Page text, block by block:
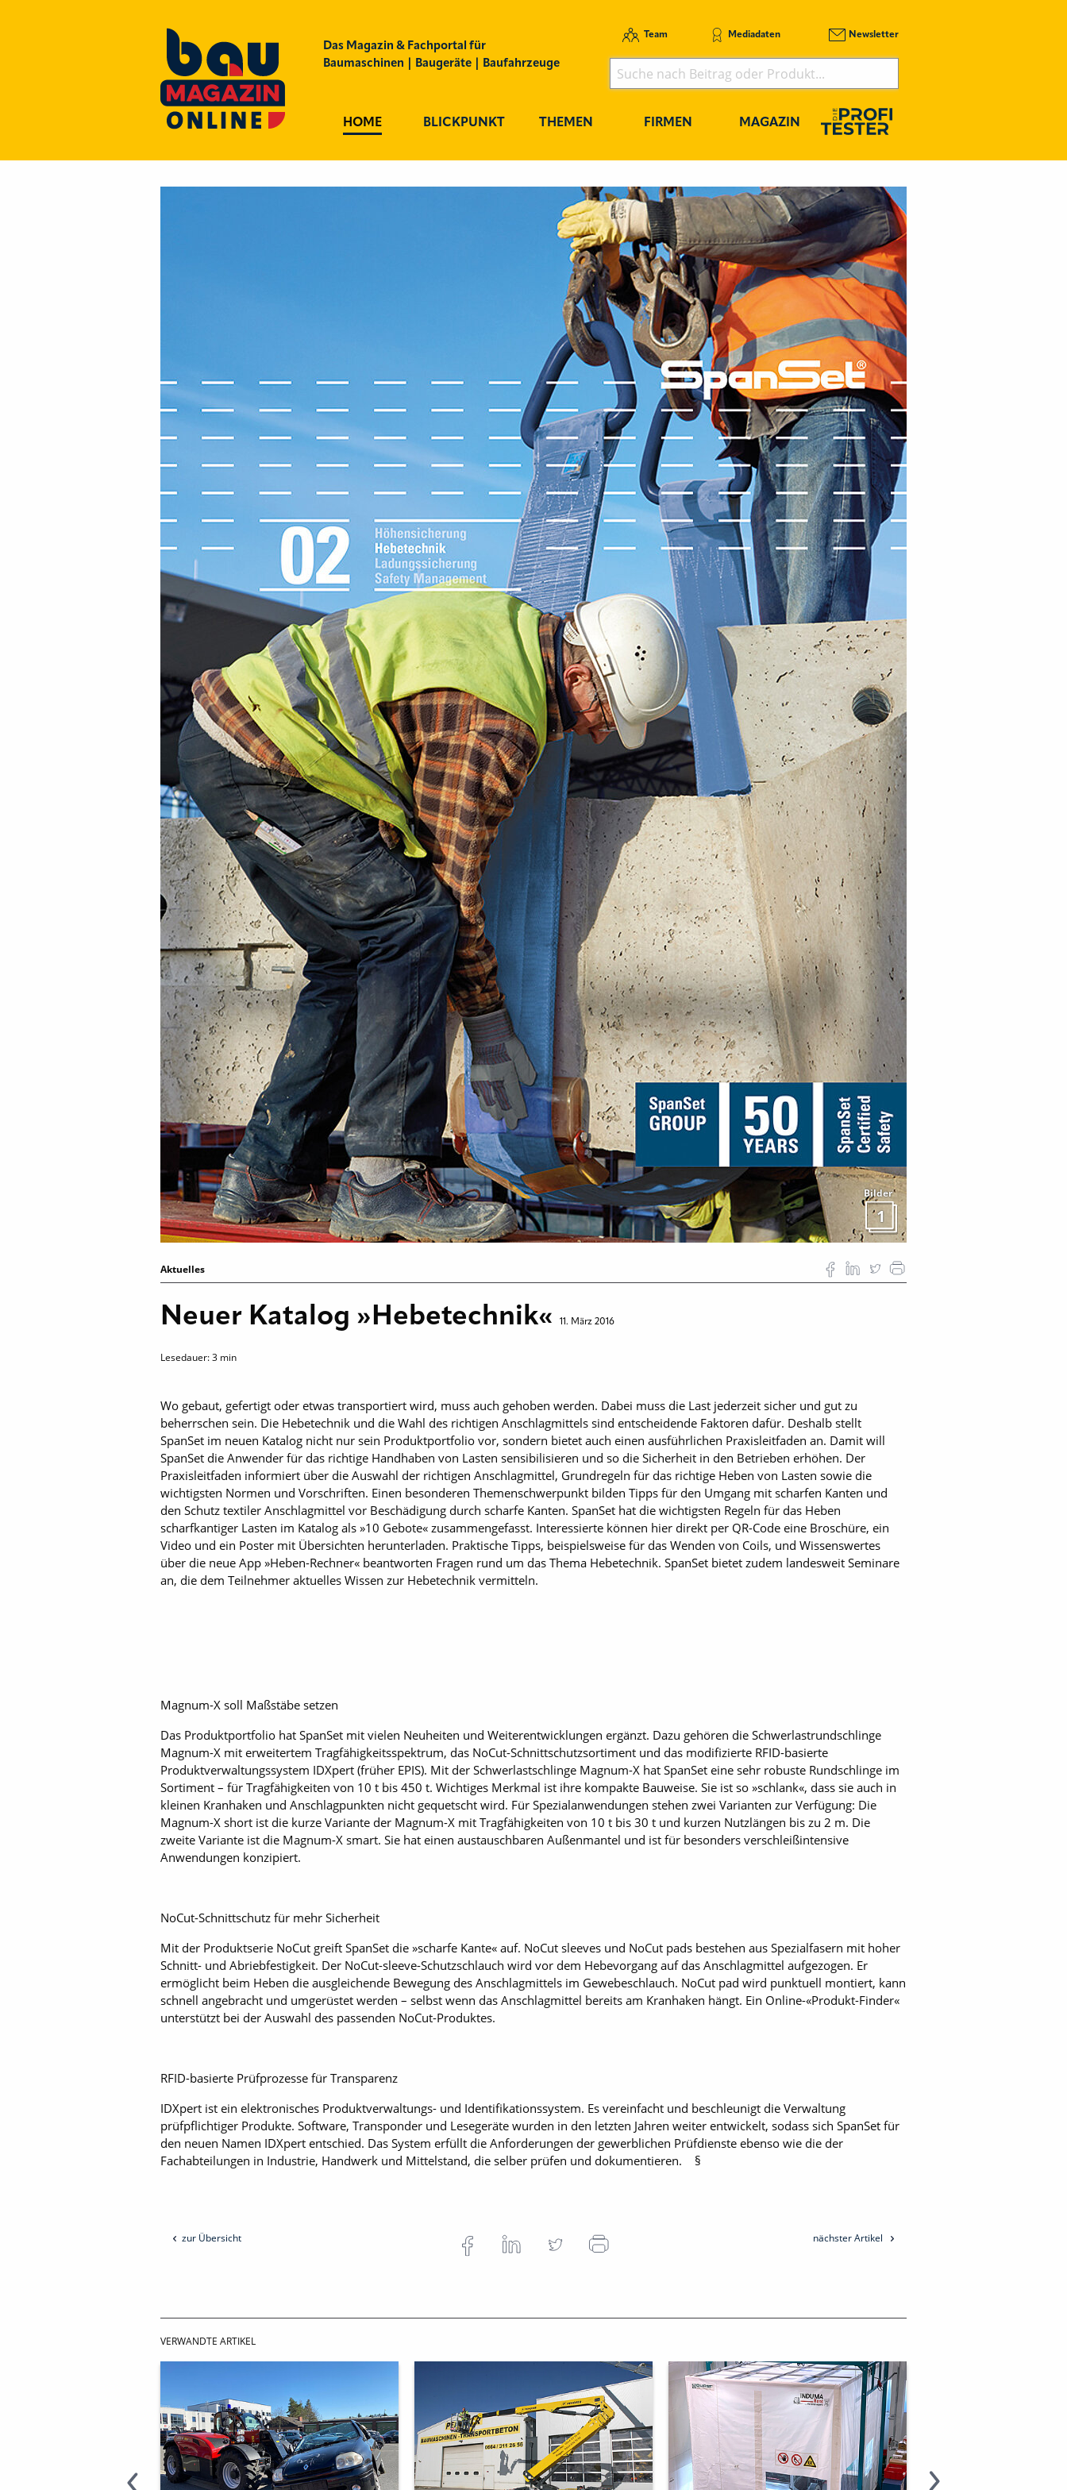
Das Magazin & Fachportal für
Baumaschinen | Baugeräte | Baufahrzeuge
Team Mediadaten Newsletter
HOME BLICKPUNKT THEMEN FIRMEN MAGAZIN
Bilder
1
Aktuelles
Neuer Katalog »Hebetechnik« 11. März 2016
Lesedauer:3 min
Wo gebaut, gefertigt oder etwas transportiert wird, muss auch gehoben werden. Dabei muss die Last jederzeit sicher und gut zu
beherrschen sein. Die Hebetechnik und die Wahl des richtigen Anschlagmittels sind entscheidende Faktoren dafür. Deshalb stellt
SpanSet im neuen Katalog nicht nur sein Produktportfolio vor, sondern bietet auch einen ausführlichen Praxisleitfaden an. Damit will
SpanSet die Anwender für das richtige Handhaben von Lasten sensibilisieren und so die Sicherheit in den Betrieben erhöhen. Der
Praxisleitfaden informiert über die Auswahl der richtigen Anschlagmittel, Grundregeln für das richtige Heben von Lasten sowie die
wichtigsten Normen und Vorschriften. Einen ­besonderen Themenschwerpunkt bilden Tipps für den Umgang mit scharfen Kanten und
den Schutz textiler Anschlagmittel vor Beschädigung durch scharfe Kanten. SpanSet hat die wichtigsten Regeln für das Heben
scharfkantiger Lasten im Katalog als »10 Gebote« zusammengefasst. Interessierte können hier direkt per QR-Code eine Broschüre, ein
Video und ein Poster mit Übersichten herunterladen. Praktische Tipps, beispielsweise für das Wenden von Coils, und Wissenswertes
über die neue App »Heben-Rechner« beantworten Fragen rund um das Thema Hebetechnik. SpanSet bietet zudem landesweit Seminare
an, die dem Teilnehmer aktuelles Wissen zur Hebetechnik vermitteln.
Magnum-X soll Maßstäbe setzen
Das Produktportfolio hat SpanSet mit vielen Neuheiten und Weiterentwicklungen ergänzt. Dazu gehören die Schwerlastrundschlinge
Magnum-X mit erweitertem Tragfähigkeitsspektrum, das NoCut-Schnittschutzsortiment und das modifizierte RFID-basierte
Produktverwaltungssystem IDXpert (früher EPIS). Mit der Schwerlastschlinge Magnum-X hat SpanSet eine sehr robuste Rundschlinge im
Sortiment – für Tragfähigkeiten von 10 t bis 450 t. Wichtiges Merkmal ist ihre kompakte Bauweise. Sie ist so »schlank«, dass sie auch in
kleinen Kranhaken und Anschlagpunkten nicht gequetscht wird. Für Spezialanwendungen stehen zwei Varianten zur Verfügung: Die
Magnum-X short ist die kurze Variante der Magnum-X mit Tragfähigkeiten von 10 t bis 30 t und kurzen Nutzlängen bis zu 2 m. Die
zweite Variante ist die Magnum-X smart. Sie hat einen austauschbaren Außenmantel und ist für besonders verschleißintensive
Anwendungen konzipiert.
NoCut-Schnittschutz für mehr Sicherheit
Mit der Produktserie NoCut greift SpanSet die »scharfe Kante« auf. NoCut sleeves und NoCut pads bestehen aus Spezialfasern mit hoher
Schnitt- und Abriebfestigkeit. Der NoCut-sleeve-Schutzschlauch wird vor dem Hebevorgang auf das Anschlagmittel aufgezogen. Er
ermöglicht beim Heben die ausgleichende Bewegung des Anschlagmittels im Gewebeschlauch. NoCut pad wird punktuell montiert, kann
schnell angebracht und umgerüstet werden – selbst wenn das Anschlagmittel bereits am Kranhaken hängt. Ein Online-«Produkt-Finder«
unterstützt bei der Auswahl des passenden NoCut-Produktes.
RFID-basierte Prüfprozesse für Transparenz
IDXpert ist ein elektronisches Produktverwaltungs- und Identifikationssystem. Es vereinfacht und beschleunigt die Verwaltung
prüfpflichtiger Produkte. Software, Transponder und Lesegeräte wurden in den letzten Jahren weiter entwickelt, sodass sich SpanSet für
den neuen Namen IDXpert entschied. Das System erfüllt die Anforderungen der gewerblichen Prüfdienste ebenso wie die der
Fachabteilungen in Industrie, Handwerk und Mittelstand, die selber prüfen und dokumentieren. §
zur Übersicht nächster Artikel
VERWANDTE ARTIKEL